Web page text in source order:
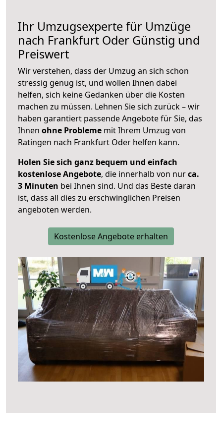
Ihr Umzugsexperte für Umzüge
nach Frankfurt Oder Günstig und
Preiswert
Wir verstehen, dass der Umzug an sich schon
stressig genug ist, und wollen Ihnen dabei
helfen, sich keine Gedanken über die Kosten
machen zu müssen. Lehnen Sie sich zurück – wir
haben garantiert passende Angebote für Sie, das
Ihnen ohne Probleme mit Ihrem Umzug von
Ratingen nach Frankfurt Oder helfen kann.
Holen Sie sich ganz bequem und einfach
kostenlose Angebote, die innerhalb von nurca.
3 Minuten bei Ihnen sind. Und das Beste daran
ist, dass all dies zu erschwinglichen Preisen
angeboten werden.
Kostenlose Angebote erhalten